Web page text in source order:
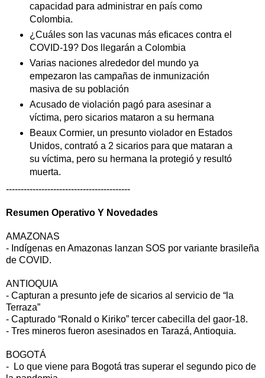
capacidad para administrar en país como
Colombia.
¿Cuáles son las vacunas más eficaces contra el
COVID-19? Dos llegarán a Colombia
Varias naciones alrededor del mundo ya
empezaron las campañas de inmunización
masiva de su población
Acusado de violación pagó para asesinar a
víctima, pero sicarios mataron a su hermana
Beaux Cormier, un presunto violador en Estados
Unidos, contrató a 2 sicarios para que mataran a
su víctima, pero su hermana la protegió y resultó
muerta.
------------------------------------------
Resumen Operativo Y Novedades
AMAZONAS
- Indígenas en Amazonas lanzan SOS por variante brasileña
de COVID.
ANTIOQUIA
- Capturan a presunto jefe de sicarios al servicio de “la
Terraza”
- Capturado “Ronald o Kiriko” tercer cabecilla del gaor-18.
- Tres mineros fueron asesinados en Tarazá, Antioquia.
BOGOTÁ
- Lo que viene para Bogotá tras superar el segundo pico de